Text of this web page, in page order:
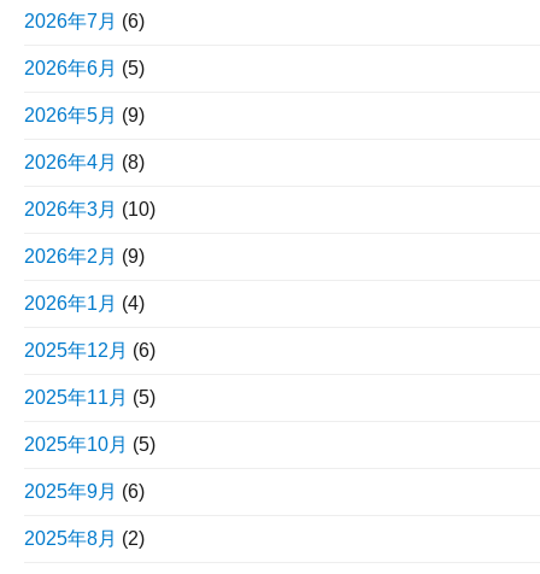
2026年7月 (6)
2026年6月 (5)
2026年5月 (9)
2026年4月 (8)
2026年3月 (10)
2026年2月 (9)
2026年1月 (4)
2025年12月 (6)
2025年11月 (5)
2025年10月 (5)
2025年9月 (6)
2025年8月 (2)